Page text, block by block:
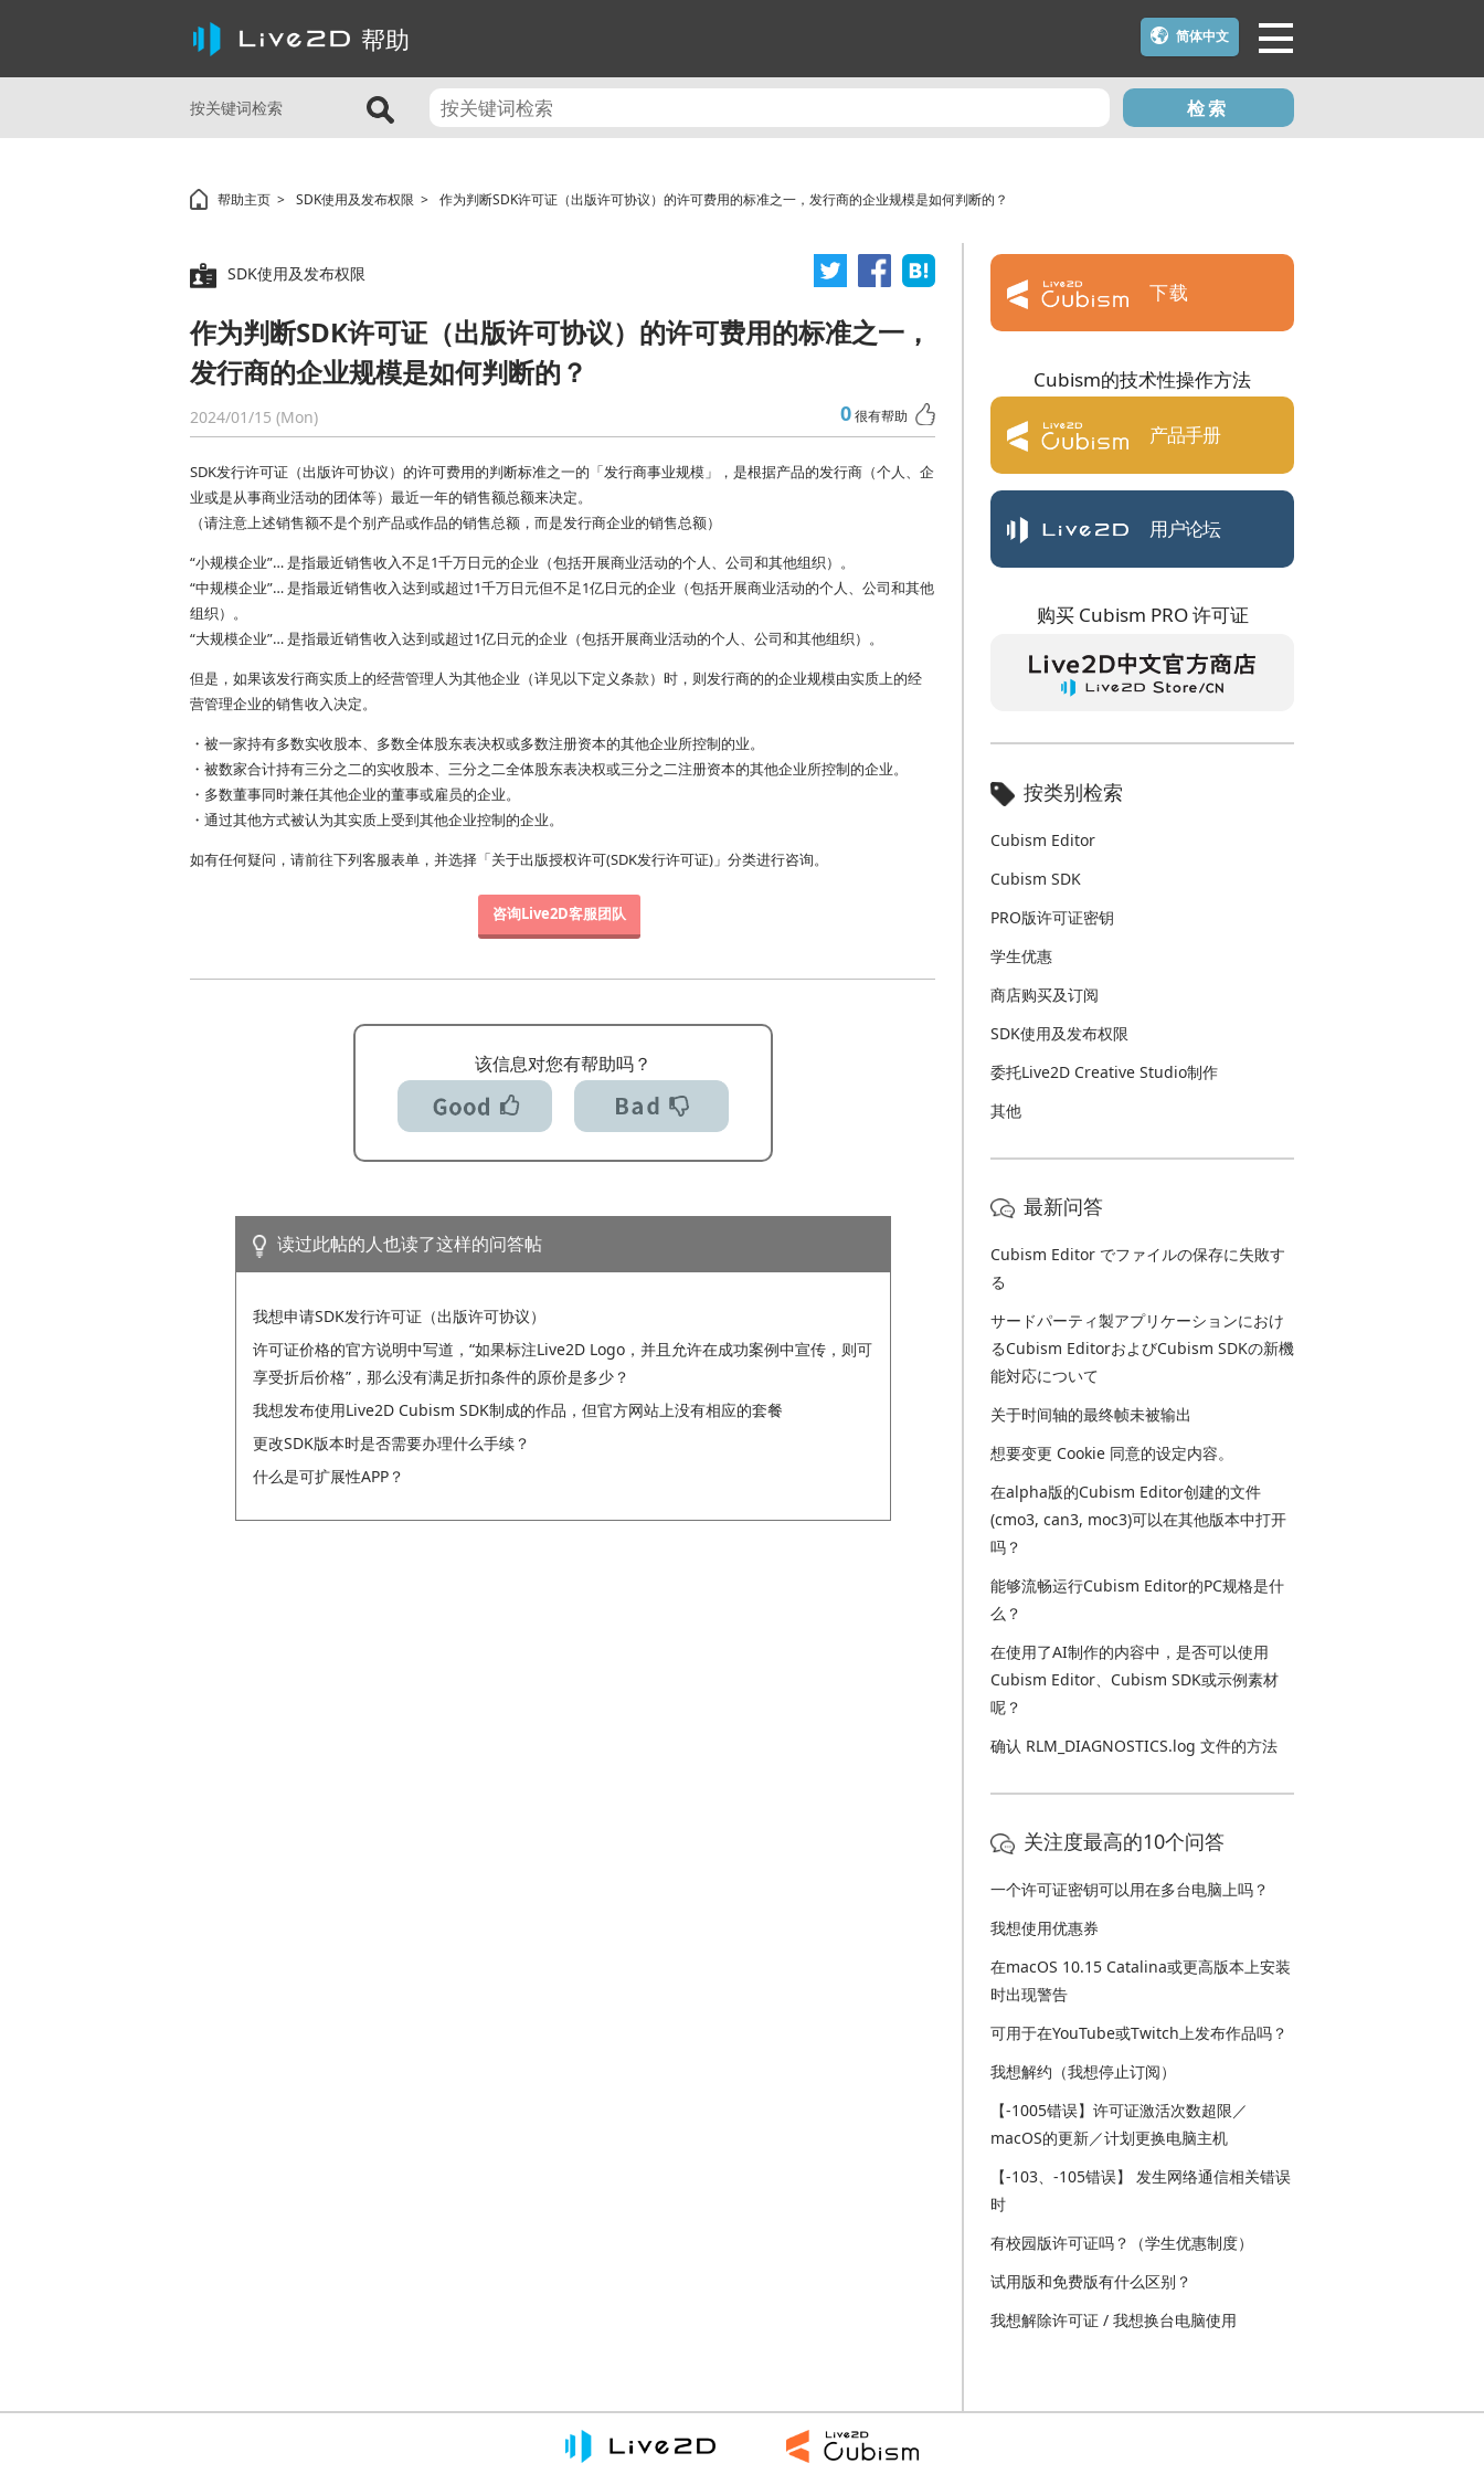
帮助
按关键词检索 检索
帮助主页 SDK使用及发布权限 作为判断SDK许可证（出版许可协议）的许可费用的标准之一，发行商的企业规模是如何判断的？
SDK使用及发布权限
作为判断SDK许可证（出版许可协议）的许可费用的标准之一，
发行商的企业规模是如何判断的？
2024/01/15 (Mon) 0很有帮助
SDK发行许可证（出版许可协议）的许可费用的判断标准之一的「发行商事业规模」，是根据产品的发行商（个人、企
业或是从事商业活动的团体等）最近一年的销售额总额来决定。
（请注意上述销售额不是个别产品或作品的销售总额，而是发行商企业的销售总额）
“小规模企业”… 是指最近销售收入不足1千万日元的企业（包括开展商业活动的个人、公司和其他组织）。
“中规模企业”… 是指最近销售收入达到或超过1千万日元但不足1亿日元的企业（包括开展商业活动的个人、公司和其他
组织）。
“大规模企业”… 是指最近销售收入达到或超过1亿日元的企业（包括开展商业活动的个人、公司和其他组织）。
但是，如果该发行商实质上的经营管理人为其他企业（详见以下定义条款）时，则发行商的的企业规模由实质上的经
营管理企业的销售收入决定。
・被一家持有多数实收股本、多数全体股东表决权或多数注册资本的其他企业所控制的业。
・被数家合计持有三分之二的实收股本、三分之二全体股东表决权或三分之二注册资本的其他企业所控制的企业。
・多数董事同时兼任其他企业的董事或雇员的企业。
・通过其他方式被认为其实质上受到其他企业控制的企业。
如有任何疑问，请前往下列客服表单，并选择「关于出版授权许可(SDK发行许可证)」分类进行咨询。
咨询Live2D客服团队
该信息对您有帮助吗？
读过此帖的人也读了这样的问答帖
我想申请SDK发行许可证（出版许可协议）
许可证价格的官方说明中写道，“如果标注Live2D Logo，并且允许在成功案例中宣传，则可
享受折后价格”，那么没有满足折扣条件的原价是多少？
我想发布使用Live2D Cubism SDK制成的作品，但官方网站上没有相应的套餐
更改SDK版本时是否需要办理什么手续？
什么是可扩展性APP？
下载
Cubism的技术性操作方法
产品手册
用户论坛
购买 Cubism PRO 许可证
按类别检索
Cubism Editor
Cubism SDK
PRO版许可证密钥
学生优惠
商店购买及订阅
SDK使用及发布权限
委托Live2D Creative Studio制作
其他
最新问答
Cubism Editor でファイルの保存に失敗す
る
サードパーティ製アプリケーションにおけ
るCubism EditorおよびCubism SDKの新機
能対応について
关于时间轴的最终帧未被输出
想要变更 Cookie 同意的设定内容。
在alpha版的Cubism Editor创建的文件
(cmo3, can3, moc3)可以在其他版本中打开
吗？
能够流畅运行Cubism Editor的PC规格是什
么？
在使用了AI制作的内容中，是否可以使用
Cubism Editor、Cubism SDK或示例素材
呢？
确认 RLM_DIAGNOSTICS.log 文件的方法
关注度最高的10个问答
一个许可证密钥可以用在多台电脑上吗？
我想使用优惠券
在macOS 10.15 Catalina或更高版本上安装
时出现警告
可用于在YouTube或Twitch上发布作品吗？
我想解约（我想停止订阅）
【-1005错误】许可证激活次数超限／
macOS的更新／计划更换电脑主机
【-103、-105错误】 发生网络通信相关错误
时
有校园版许可证吗？（学生优惠制度）
试用版和免费版有什么区别？
我想解除许可证 / 我想换台电脑使用
简体中文